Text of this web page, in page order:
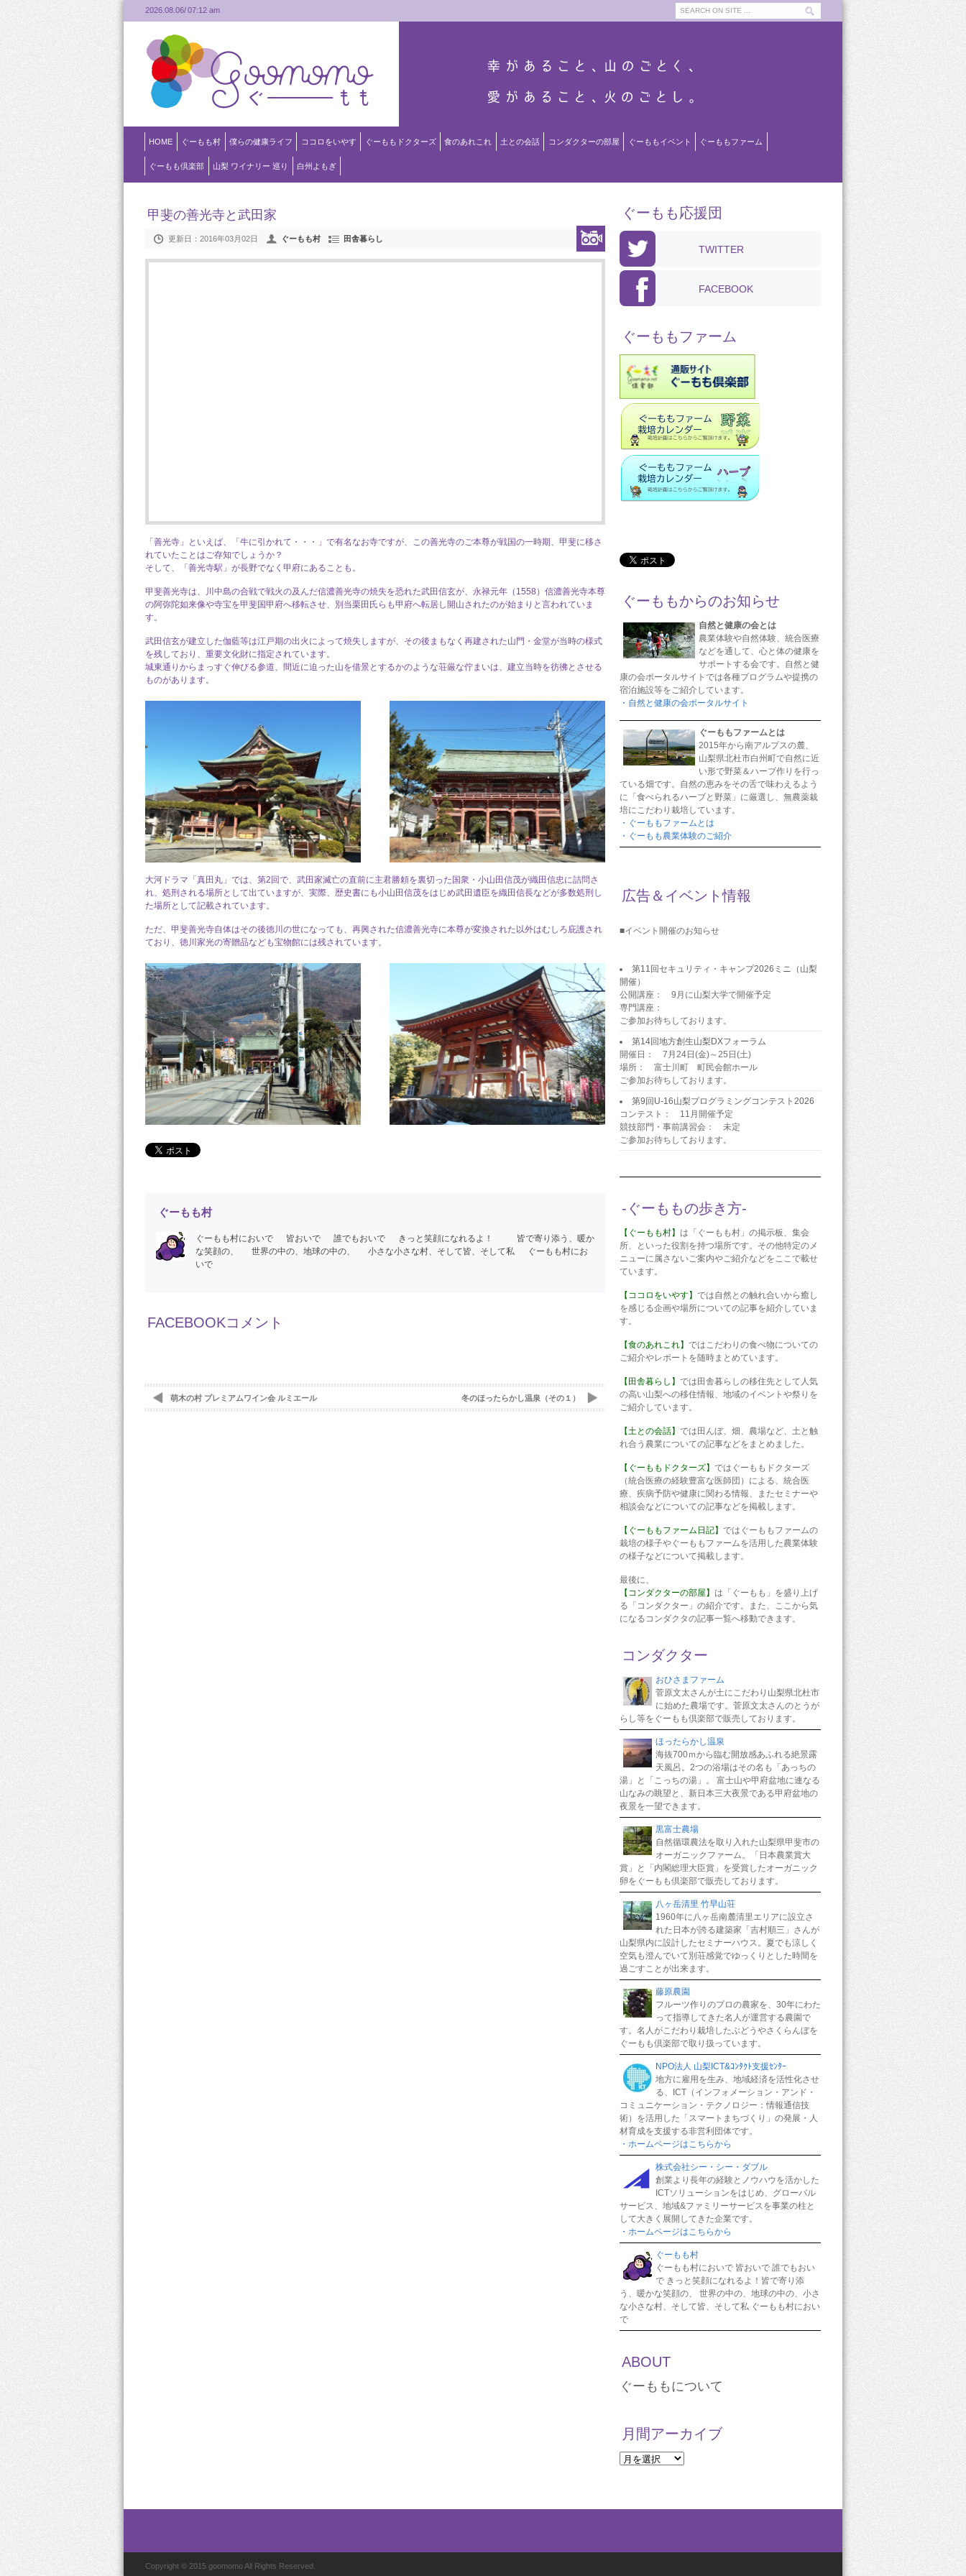
2026.08.06/07:12 am
HOME ぐーもも村 僕らの健康ライフ ココロをいやす ぐーももドクターズ 食のあれこれ 土との会話 コンダクターの部屋 ぐーももイベント ぐーももファーム
ぐーもも倶楽部 山梨 ワイナリー 巡り 白州よもぎ
甲斐の善光寺と武田家
更新日： 2016年03月02日 ぐーもも村 田舎暮らし
「善光寺」といえば、「牛に引かれて・・・」で有名なお寺ですが、この善光寺のご本尊が戦国の一時期、甲斐に移さ
れていたことはご存知でしょうか？
そして、「善光寺駅」が長野でなく甲府にあることも。
甲斐善光寺は、川中島の合戦で戦火の及んだ信濃善光寺の焼失を恐れた武田信玄が、永禄元年（1558）信濃善光寺本尊
の阿弥陀如来像や寺宝を甲斐国甲府へ移転させ、別当栗田氏らも甲府へ転居し開山されたのが始まりと言われていま
す。
武田信玄が建立した伽藍等は江戸期の出火によって焼失しますが、その後まもなく再建された山門・金堂が当時の様式
を残しており、重要文化財に指定されています。
城東通りからまっすぐ伸びる参道、間近に迫った山を借景とするかのような荘厳な佇まいは、建立当時を彷彿とさせる
ものがあります。
大河ドラマ「真田丸」では、第2回で、武田家滅亡の直前に主君勝頼を裏切った国衆・小山田信茂が織田信忠に詰問さ
れ、処刑される場所として出ていますが、実際、歴史書にも小山田信茂をはじめ武田遺臣を織田信長などが多数処刑し
た場所として記載されています。
ただ、甲斐善光寺自体はその後徳川の世になっても、再興された信濃善光寺に本尊が変換された以外はむしろ庇護され
ており、徳川家光の寄贈品なども宝物館には残されています。
ぐーもも村
ぐーもも村においで 皆おいで 誰でもおいで きっと笑顔になれるよ！ 皆で寄り添う、暖か
な笑顔の、 世界の中の、地球の中の、 小さな小さな村、そして皆、そして私 ぐーもも村にお
いで
FACEBOOKコメント
萌木の村 プレミアムワイン会 ルミエール 冬のほったらかし温泉（その１）
ぐーもも応援団
TWITTER
FACEBOOK
ぐーももファーム
ぐーももからのお知らせ
自然と健康の会とは
農業体験や自然体験、統合医療
などを通して、心と体の健康を
サポートする会です。自然と健
康の会ポータルサイトでは各種プログラムや提携の
宿泊施設等をご紹介しています。
・自然と健康の会ポータルサイト
ぐーももファームとは
2015年から南アルプスの麓、
山梨県北杜市白州町で自然に近
い形で野菜＆ハーブ作りを行っ
ている畑です。自然の恵みをその舌で味わえるよう
に「食べられるハーブと野菜」に厳選し、無農薬栽
培にこだわり栽培しています。
・ぐーももファームとは
・ぐーもも農業体験のご紹介
広告＆イベント情報
■イベント開催のお知らせ
第11回セキュリティ・キャンプ2026ミニ（山梨
開催）
公開講座： 9月に山梨大学で開催予定
専門講座：
ご参加お待ちしております。
第14回地方創生山梨DXフォーラム
開催日： 7月24日(金)～25日(土)
場所： 富士川町 町民会館ホール
ご参加お待ちしております。
第9回U-16山梨プログラミングコンテスト2026
コンテスト： 11月開催予定
競技部門・事前講習会： 未定
ご参加お待ちしております。
-ぐーももの歩き方-
【ぐーもも村】 は「ぐーもも村」の掲示板、集会
所、といった役割を持つ場所です。その他特定のメ
ニューに属さないご案内やご紹介などをここで載せ
ています。
【ココロをいやす】 では自然との触れ合いから癒し
を感じる企画や場所についての記事を紹介していま
す。
【食のあれこれ】 ではこだわりの食べ物についての
ご紹介やレポートを随時まとめています。
【田舎暮らし】 では田舎暮らしの移住先として人気
の高い山梨への移住情報、地域のイベントや祭りを
ご紹介しています。
【土との会話】 では田んぼ、畑、農場など、土と触
れ合う農業についての記事などをまとめました。
【ぐーももドクターズ】 ではぐーももドクターズ
（統合医療の経験豊富な医師団）による、統合医
療、疾病予防や健康に関わる情報、またセミナーや
相談会などについての記事などを掲載します。
【ぐーももファーム日記】 ではぐーももファームの
栽培の様子やぐーももファームを活用した農業体験
の様子などについて掲載します。
最後に、
【コンダクターの部屋】 は「ぐーもも」を盛り上げ
る「コンダクター」の紹介です。また、ここから気
になるコンダクタの記事一覧へ移動できます。
コンダクター
おひさまファーム
菅原文太さんが土にこだわり山梨県北杜市
に始めた農場です。菅原文太さんのとうが
らし等をぐーもも倶楽部で販売しております。
ほったらかし温泉
海抜700ｍから臨む開放感あふれる絶景露
天風呂。2つの浴場はその名も「あっちの
湯」と「こっちの湯」。 富士山や甲府盆地に連なる
山なみの眺望と、新日本三大夜景である甲府盆地の
夜景を一望できます。
黒富士農場
自然循環農法を取り入れた山梨県甲斐市の
オーガニックファーム。「日本農業賞大
賞」と「内閣総理大臣賞」を受賞したオーガニック
卵をぐーもも倶楽部で販売しております。
八ヶ岳清里 竹早山荘
1960年に八ヶ岳南麓清里エリアに設立さ
れた日本が誇る建築家「吉村順三」さんが
山梨県内に設計したセミナーハウス。夏でも涼しく
空気も澄んでいて別荘感覚でゆっくりとした時間を
過ごすことが出来ます。
藤原農園
フルーツ作りのプロの農家を、30年にわた
って指導してきた名人が運営する農園で
す。名人がこだわり栽培したぶどうやさくらんぼを
ぐーもも倶楽部で取り扱っています。
NPO法人 山梨ICT&ｺﾝﾀｸﾄ支援ｾﾝﾀｰ
地方に雇用を生み、地域経済を活性化させ
る、ICT（インフォメーション・アンド・
コミュニケーション・テクノロジー：情報通信技
術）を活用した「スマートまちづくり」の発展・人
材育成を支援する非営利団体です。
・ホームページはこちらから
株式会社シー・シー・ダブル
創業より長年の経験とノウハウを活かした
ICTソリューションをはじめ、グローバル
サービス、地域&ファミリーサービスを事業の柱と
して大きく展開してきた企業です。
・ホームページはこちらから
ぐーもも村
ぐーもも村においで 皆おいで 誰でもおい
で きっと笑顔になれるよ！皆で寄り添
う、暖かな笑顔の、 世界の中の、地球の中の、小さ
な小さな村、そして皆、そして私 ぐーもも村におい
で
ABOUT
ぐーももについて
月間アーカイブ
月
カ
Copyright © 2015 goomomo All Rights Reserved.